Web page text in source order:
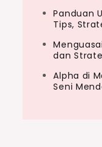
Panduan
Tips,
dan
Alpha di
Seni